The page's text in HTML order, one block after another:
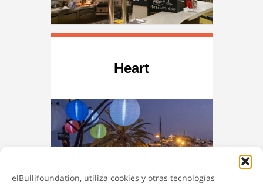
elBullifoundation, utiliza cookies y otras tecnologías
Heart